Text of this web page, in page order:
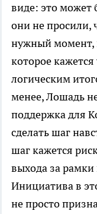
виде: это может
они не просили,
нужный момент,
которое
логическим
менее, Лошадь
поддержка для
сделать шаг
шаг кажется
выхода за
Инициатива в
не просто